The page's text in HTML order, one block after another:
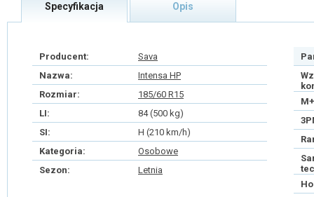
Specyfikacja Opis
Producent:
Sava
Nazwa:
Intensa HP
Rozmiar:
185/60 R15
LI:
84 (500 kg)
SI:
H (210 km/h)
Kategoria:
Osobowe
Sezon:
Letnia